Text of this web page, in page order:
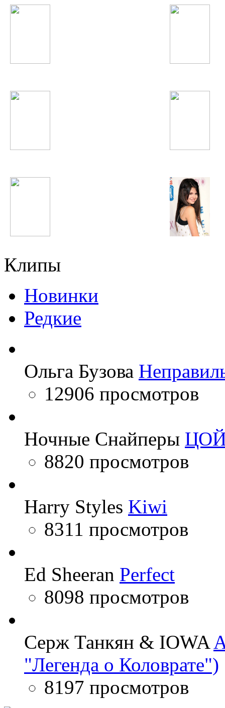
Клипы
Новинки
Редкие
Ольга Бузова
12906 просмотров
Ночные Снайперы
8820 просмотров
Harry Styles Kiwi
8311 просмотров
Ed Sheeran Perfect
8098 просмотров
Серж Танкян & IOWA
"Легенда о Коловрате")
8197 просмотров